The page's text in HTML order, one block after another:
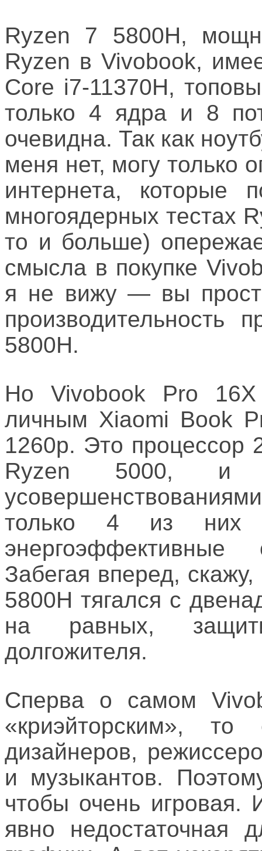
Ryzen 7 5800H,
Ryzen в Vivobook,
Core i7-11370H,
только 4 ядра и 8
очевидна. Так как
меня нет, могу только
интернета, которые
многоядерных тестах
то и больше)
смысла в покупке
я не вижу — вы
5800H.
Но Vivobook Pro
личным Xiaomi Book
1260p. Это процессор
Ryzen 5000, и
только 4 из них
Забегая вперед,
5800H тягался с
на равных,
долгожителя.
Сперва о самом
«криэйторским»,
дизайнеров,
и музыкантов.
чтобы очень игровая.
явно недостаточная